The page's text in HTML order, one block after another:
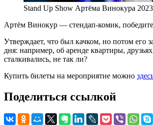
Stand Up Show Артёма Винокура 2023
Артём Винокур — стендап-комик,
Утверждает, что был качком, но потом его
дня: например, об аренде квартиры,
сталкивались, не так ли?
Купить билеты на мероприятие можно
Поделиться ссылкой